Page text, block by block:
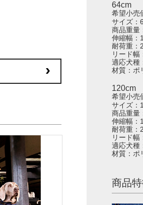
64cm
希望小売
サイズ：
商品重量
伸縮幅：
耐荷重：
リード幅
適応犬種
材質：ポ
120cm
希望小売
サイズ：
商品重量
伸縮幅：
耐荷重：
リード幅
適応犬種
材質：ポ
商品